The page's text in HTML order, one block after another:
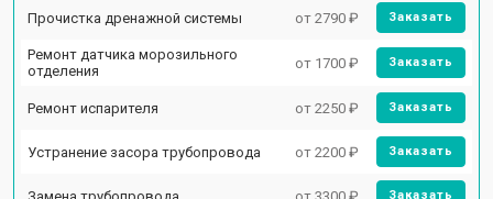
Прочистка дренажной системы от 2790 ₽ Заказать
Ремонт датчика морозильного
отделения
от 1700 ₽ Заказать
Ремонт испарителя от 2250 ₽ Заказать
Устранение засора трубопровода от 2200 ₽ Заказать
Замена трубопровода от 3300 ₽ Заказать